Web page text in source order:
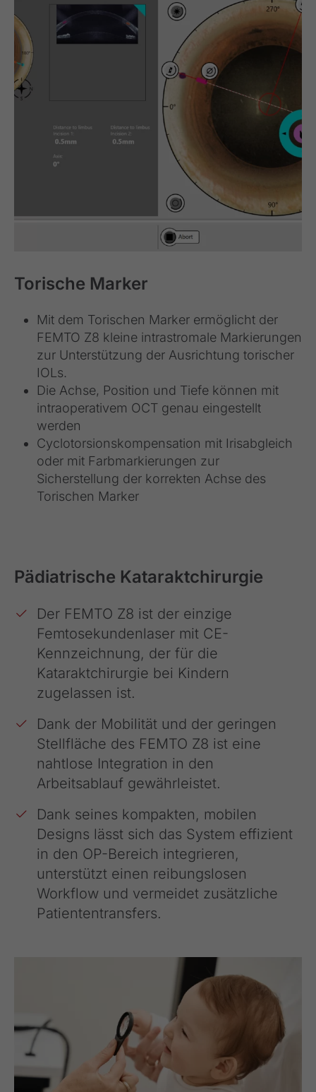
Torische Marker
Mit dem Torischen Marker ermöglicht der
FEMTO Z8 kleine intrastromale Markierungen
zur Unterstützung der Ausrichtung torischer
IOLs.
Die Achse, Position und Tiefe können mit
intraoperativem OCT genau eingestellt
werden
Cyclotorsionskompensation mit Irisabgleich
oder mit Farbmarkierungen zur
Sicherstellung der korrekten Achse des
Torischen Marker
Pädiatrische Kataraktchirurgie
Der FEMTO Z8 ist der einzige
Femtosekundenlaser mit CE-
Kennzeichnung, der für die
Kataraktchirurgie bei Kindern
zugelassen ist.
Dank der Mobilität und der geringen
Stellfläche des FEMTO Z8 ist eine
nahtlose Integration in den
Arbeitsablauf gewährleistet.
Dank seines kompakten, mobilen
Designs lässt sich das System effizient
in den OP-Bereich integrieren,
unterstützt einen reibungslosen
Workflow und vermeidet zusätzliche
Patiententransfers.